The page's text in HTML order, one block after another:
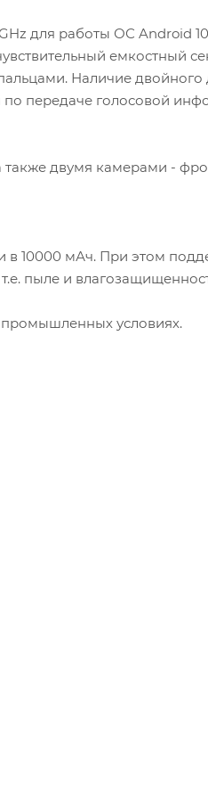
для работы ОС Android
емкостный
Наличие
передаче голосовой
также двумя камерами -
10000 мАч. При этом
пыле и
промышленных условиях.